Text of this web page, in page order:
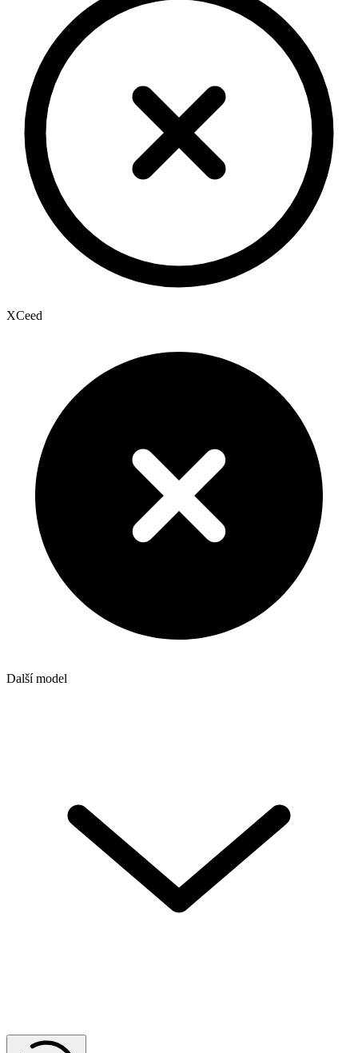
XCeed
Další model